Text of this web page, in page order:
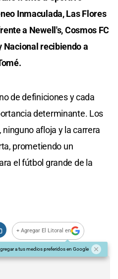
Inmaculada, Las Flores
a Newell's, Cosmos FC
Nacional recibiendo a
de definiciones y cada
determinante. Los
afloja y la carrera
prometiendo un
el fútbol grande de la
+ Agregar El Litoral en
a tus medios preferidos en Google